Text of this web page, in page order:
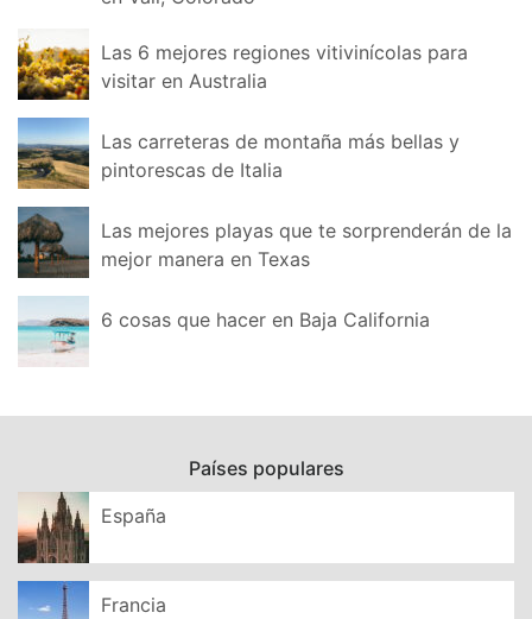
Las 6 mejores regiones vitivinícolas para
visitar en Australia
Las carreteras de montaña más bellas y
pintorescas de Italia
Las mejores playas que te sorprenderán de la
mejor manera en Texas
6 cosas que hacer en Baja California
Países populares
España
Francia